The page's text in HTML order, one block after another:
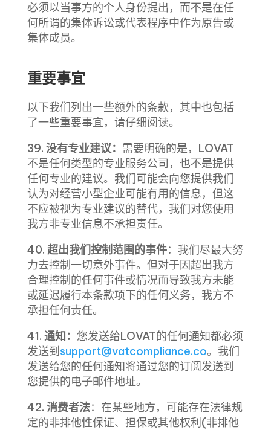
必须以当事方的个人身份提出，而不是在任
何所谓的集体诉讼或代表程序中作为原告或
集体成员。
重要事宜
以下我们列出一些额外的条款，其中也包括
了一些重要事宜，请仔细阅读。
39. 没有专业建议： 需要明确的是，LOVAT
不是任何类型的专业服务公司，也不是提供
任何专业的建议。我们可能会向您提供我们
认为对经营小型企业可能有用的信息，但这
不应被视为专业建议的替代，我们对您使用
我方非专业信息不承担责任。
40. 超出我们控制范围的事件：我们尽最大努
力去控制一切意外事件。但对于因超出我方
合理控制的任何事件或情况而导致我方未能
或延迟履行本条款项下的任何义务，我方不
承担任何责任。
41. 通知： 您发送给LOVAT的任何通知都必须
发送到 support@vatcompliance.co。我们
发送给您的任何通知将通过您的订阅发送到
您提供的电子邮件地址。
42. 消费者法：在某些地方，可能存在法律规
定的非排他性保证、担保或其他权利(非排他